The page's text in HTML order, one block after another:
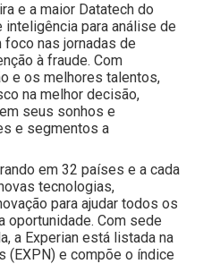
e a maior Datatech do
para análise de
nas jornadas de
à fraude. Com
e os melhores talentos,
na melhor decisão,
seus sonhos e
e segmentos a
em 32 países e a cada
tecnologias,
para ajudar todos os
oportunidade. Com sede
a Experian está listada na
(EXPN) e compõe o índice